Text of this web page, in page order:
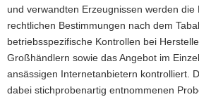
und verwandten Erzeugnissen werden die
rechtlichen Bestimmungen nach dem
betriebsspezifische Kontrollen bei
Großhändlern sowie das Angebot im
ansässigen Internetanbietern kontrolliert.
dabei stichprobenartig entnommenen